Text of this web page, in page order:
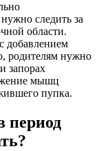
следить за
области.
добавлением
родителям нужно
запорах
мышц
пупка.
период